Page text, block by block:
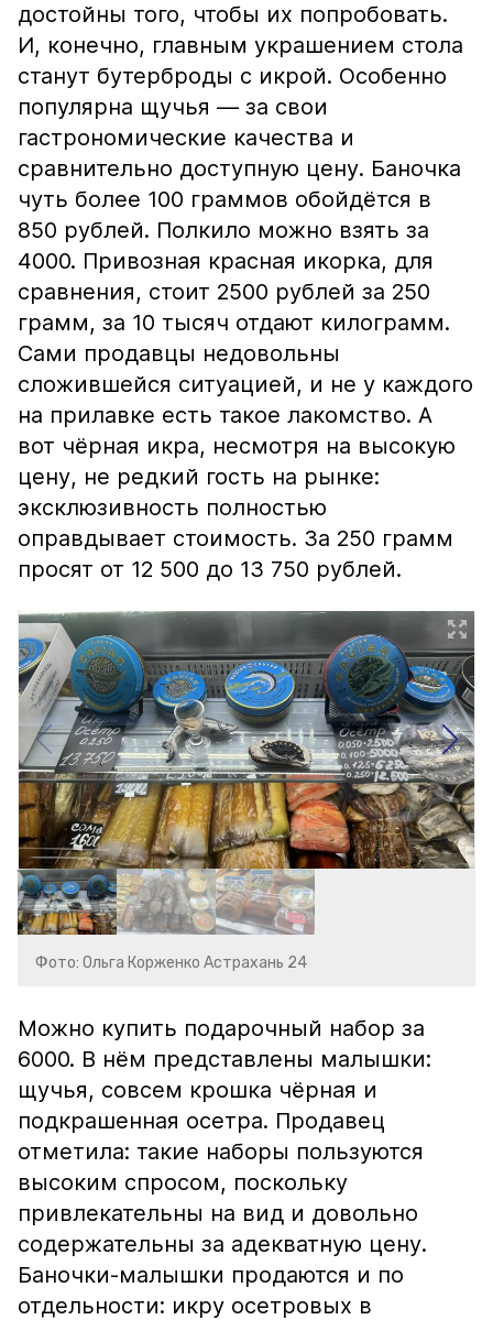
достойны того, чтобы их попробовать.
И, конечно, главным украшением стола
станут бутерброды с икрой. Особенно
популярна щучья — за свои
гастрономические качества и
сравнительно доступную цену. Баночка
чуть более 100 граммов обойдётся в
850 рублей. Полкило можно взять за
4000. Привозная красная икорка, для
сравнения, стоит 2500 рублей за 250
грамм, за 10 тысяч отдают килограмм.
Сами продавцы недовольны
сложившейся ситуацией, и не у каждого
на прилавке есть такое лакомство. А
вот чёрная икра, несмотря на высокую
цену, не редкий гость на рынке:
эксклюзивность полностью
оправдывает стоимость. За 250 грамм
просят от 12 500 до 13 750 рублей.
Фото: Ольга Корженко Астрахань 24
Можно купить подарочный набор за
6000. В нём представлены малышки:
щучья, совсем крошка чёрная и
подкрашенная осетра. Продавец
отметила: такие наборы пользуются
высоким спросом, поскольку
привлекательны на вид и довольно
содержательны за адекватную цену.
Баночки-малышки продаются и по
отдельности: икру осетровых в